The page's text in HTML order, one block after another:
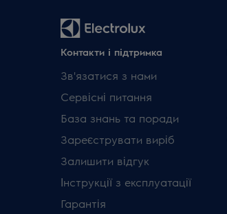
Контакти і підтримка
Зв'язатися з нами
Сервісні питання
База знань та поради
Зареєструвати виріб
Залишити відгук
Інструкції з експлуатації
Гарантія